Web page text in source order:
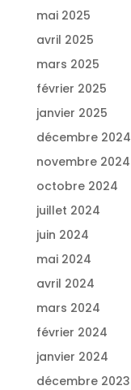
mai 2025
avril 2025
mars 2025
février 2025
janvier 2025
décembre 2024
novembre 2024
octobre 2024
juillet 2024
juin 2024
mai 2024
avril 2024
mars 2024
février 2024
janvier 2024
décembre 2023